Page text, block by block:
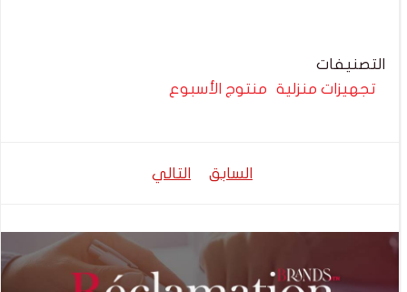
التصنيفات
تجهيزات منزلية
منتوج الأسبوع
السابق
تصفّح
التالي